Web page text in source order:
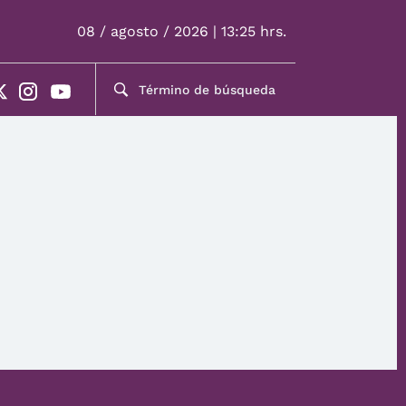
08 / agosto / 2026 | 13:25 hrs.